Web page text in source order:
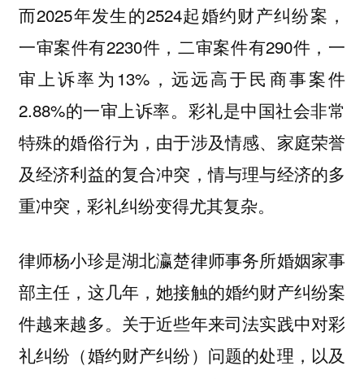
而2025年发生的2524起婚约财产纠纷案，
一审案件有2230件，二审案件有290件，一
审上诉率为13%，远远高于民商事案件
2.88%的一审上诉率。彩礼是中国社会非常
特殊的婚俗行为，由于涉及情感、家庭荣誉
及经济利益的复合冲突，情与理与经济的多
重冲突，彩礼纠纷变得尤其复杂。
律师杨小珍是湖北瀛楚律师事务所婚姻家事
部主任，这几年，她接触的婚约财产纠纷案
件越来越多。关于近些年来司法实践中对彩
礼纠纷（婚约财产纠纷）问题的处理，以及